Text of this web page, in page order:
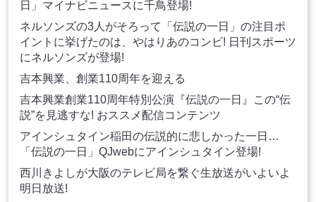
日」マイナビニュースに千鳥登場!
ネルソンズの3人がそろって「伝説の一日」の注目ポ
イントに挙げたのは、やはりあのコンビ! 日刊スポーツ
にネルソンズが登場!
吉本興業、創業110周年を迎える
吉本興業創業110周年特別公演『伝説の一日』この“伝
説”を見逃すな! おススメ配信コンテンツ
アインシュタイン稲田の伝説的に悲しかった一日…
「伝説の一日」QJwebにアインシュタイン登場!
西川きよしが大阪のテレビ局を繋ぐ生放送がいよいよ
明日放送!